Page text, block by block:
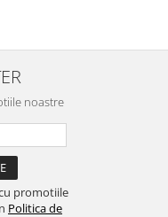
noastre
promotiile
Politica de